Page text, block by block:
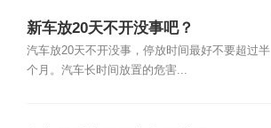
新车放20天不开没事吧？
汽车放20天不开没事，停放时间最好不要超过半
个月。汽车长时间放置的危害...